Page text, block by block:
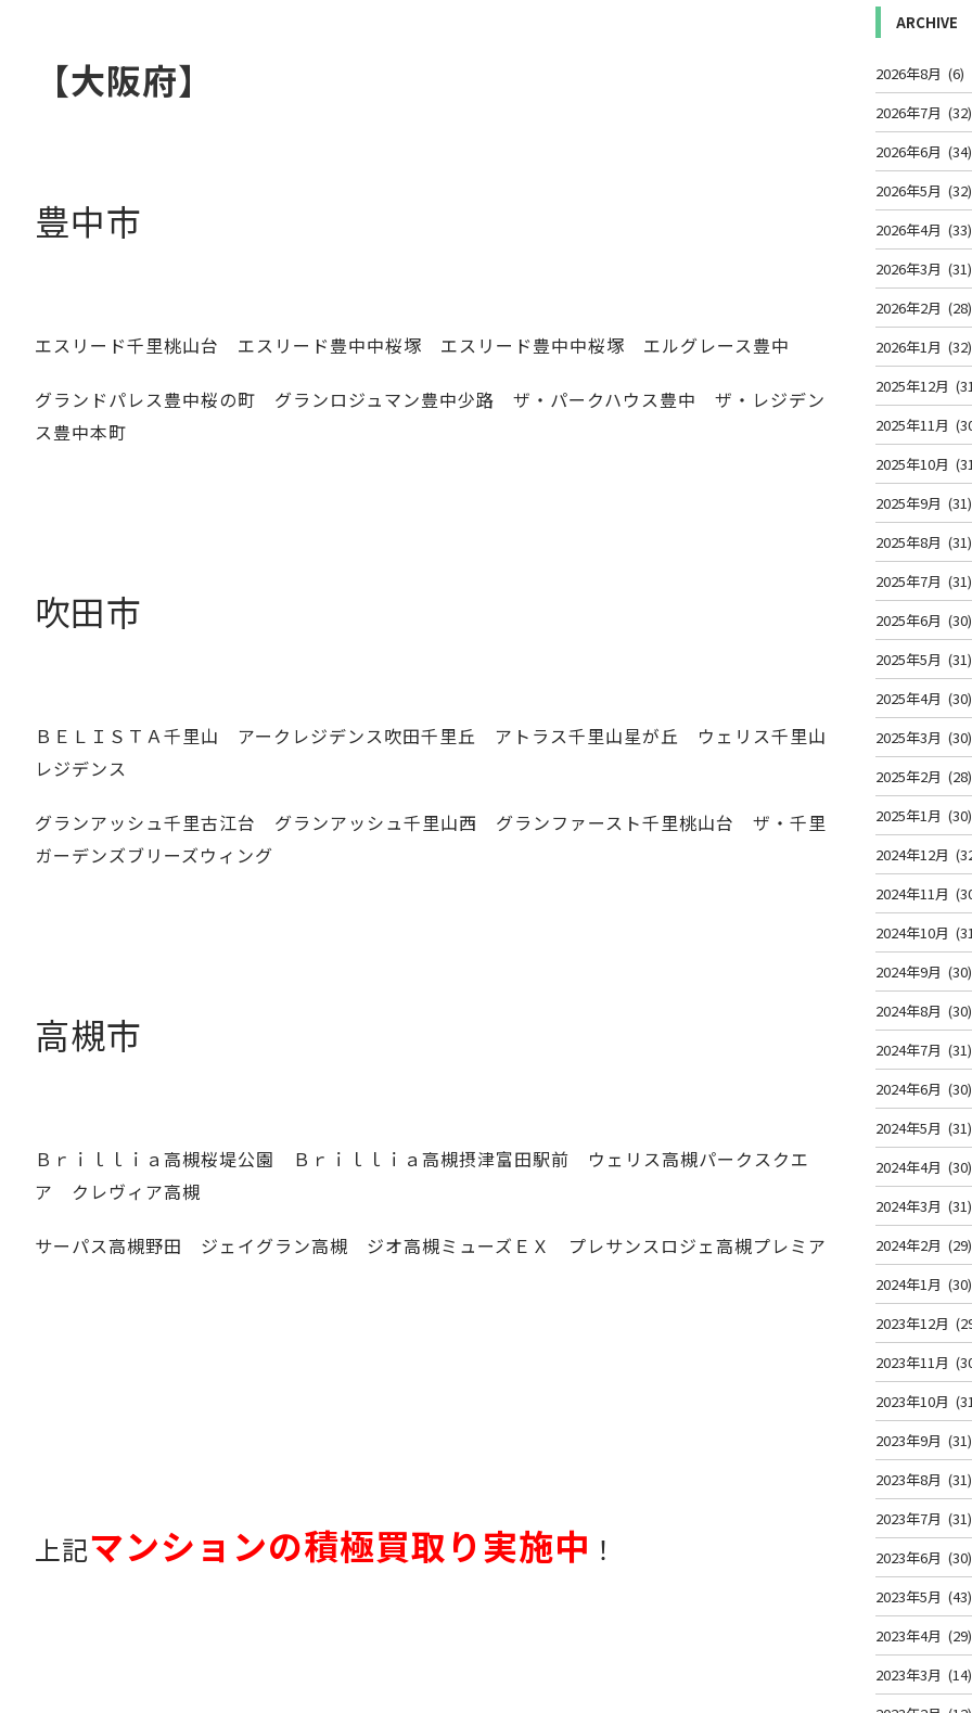
【大阪府】
豊中市
エスリード千里桃山台 エスリード豊中中桜塚 エスリード豊中中桜塚 エルグレース豊中
グランドパレス豊中桜の町 グランロジュマン豊中少路 ザ・パークハウス豊中 ザ・レジデン
ス豊中本町
吹田市
ＢＥＬＩＳＴＡ千里山 アークレジデンス吹田千里丘 アトラス千里山星が丘 ウェリス千里山
レジデンス
グランアッシュ千里古江台 グランアッシュ千里山西 グランファースト千里桃山台 ザ・千里
ガーデンズブリーズウィング
高槻市
Ｂｒｉｌｌｉａ高槻桜堤公園 Ｂｒｉｌｌｉａ高槻摂津富田駅前 ウェリス高槻パークスクエ
ア クレヴィア高槻
サーパス高槻野田 ジェイグラン高槻 ジオ高槻ミューズＥＸ プレサンスロジェ高槻プレミア
上記マンションの積極買取り実施中 ！
ARCHIVE
2026年8月 (6)
2026年7月 (32)
2026年6月 (34)
2026年5月 (32)
2026年4月 (33)
2026年3月 (31)
2026年2月 (28)
2026年1月 (32)
2025年12月
2025年11月
2025年10月
2025年9月 (31)
2025年8月 (31)
2025年7月 (31)
2025年6月 (30)
2025年5月 (31)
2025年4月 (30)
2025年3月 (30)
2025年2月 (28)
2025年1月 (30)
2024年12月
2024年11月
2024年10月
2024年9月 (30)
2024年8月 (30)
2024年7月 (31)
2024年6月 (30)
2024年5月 (31)
2024年4月 (30)
2024年3月 (31)
2024年2月 (29)
2024年1月 (30)
2023年12月
2023年11月
2023年10月
2023年9月 (31)
2023年8月 (31)
2023年7月 (31)
2023年6月 (30)
2023年5月 (43)
2023年4月 (29)
2023年3月 (14)